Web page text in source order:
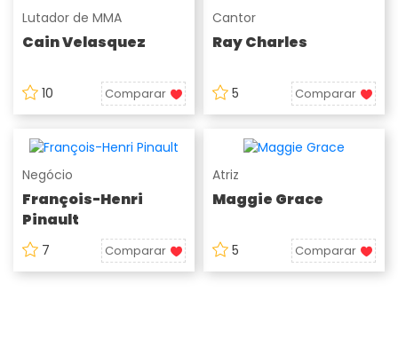
Lutador de MMA
Cain Velasquez
10 Comparar
Cantor
Ray Charles
5 Comparar
Negócio
François-Henri
Pinault
7 Comparar
Atriz
Maggie Grace
5 Comparar